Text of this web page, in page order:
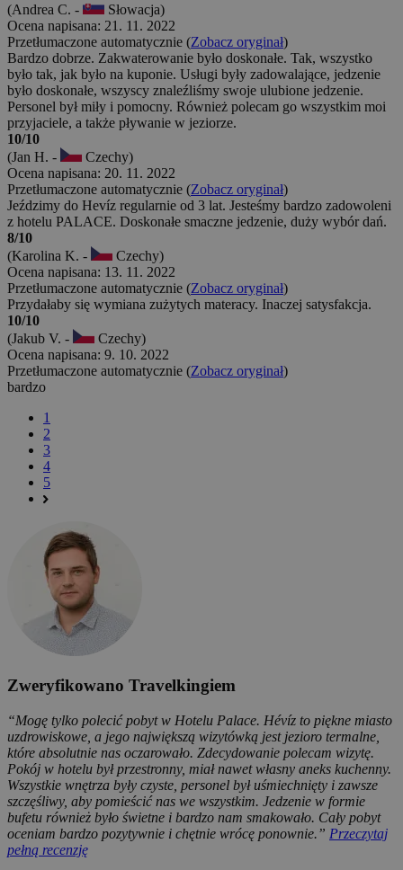
(Andrea C. -
Słowacja)
Ocena napisana: 21. 11. 2022
Przetłumaczone automatycznie (Zobacz oryginał)
Bardzo dobrze. Zakwaterowanie było doskonałe. Tak, wszystko
było tak, jak było na kuponie. Usługi były zadowalające, jedzenie
było doskonałe, wszyscy znaleźliśmy swoje ulubione jedzenie.
Personel był miły i pomocny. Również polecam go wszystkim moi
przyjaciele, a także pływanie w jeziorze.
10/10
(Jan H. -
Czechy)
Ocena napisana: 20. 11. 2022
Przetłumaczone automatycznie (Zobacz oryginał)
Jeździmy do Hevíz regularnie od 3 lat. Jesteśmy bardzo zadowoleni
z hotelu PALACE. Doskonałe smaczne jedzenie, duży wybór dań.
8/10
(Karolina K. -
Czechy)
Ocena napisana: 13. 11. 2022
Przetłumaczone automatycznie (Zobacz oryginał)
Przydałaby się wymiana zużytych materacy. Inaczej satysfakcja.
10/10
(Jakub V. -
Czechy)
Ocena napisana: 9. 10. 2022
Przetłumaczone automatycznie (Zobacz oryginał)
bardzo
1
2
3
4
5
Zweryfikowano Travelkingiem
“Mogę tylko polecić pobyt w Hotelu Palace. Hévíz to piękne miasto
uzdrowiskowe, a jego największą wizytówką jest jezioro termalne,
które absolutnie nas oczarowało. Zdecydowanie polecam wizytę.
Pokój w hotelu był przestronny, miał nawet własny aneks kuchenny.
Wszystkie wnętrza były czyste, personel był uśmiechnięty i zawsze
szczęśliwy, aby pomieścić nas we wszystkim. Jedzenie w formie
bufetu również było świetne i bardzo nam smakowało. Cały pobyt
oceniam bardzo pozytywnie i chętnie wrócę ponownie.” Przeczytaj
pełną recenzję